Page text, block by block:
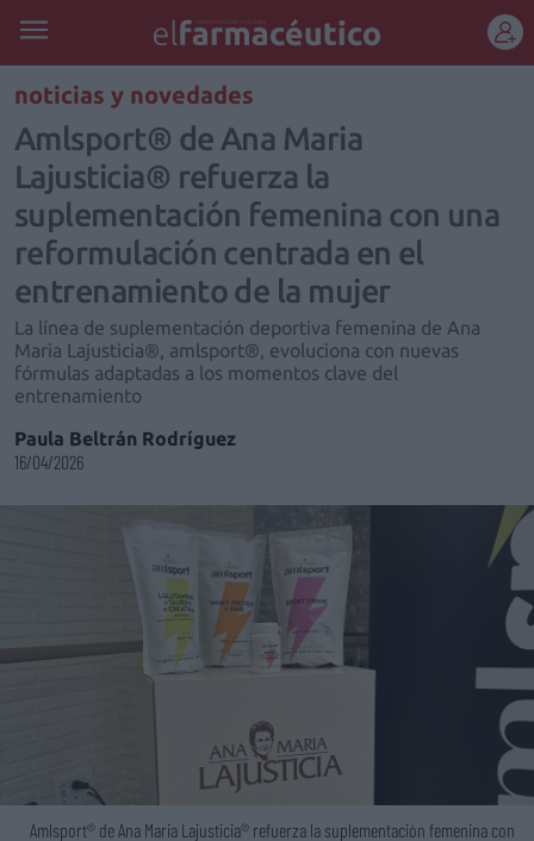
REGÍSTRATE
noticias y novedades
Amlsport® de Ana Maria
Lajusticia® refuerza la
suplementación femenina con una
reformulación centrada en el
entrenamiento de la mujer
La línea de suplementación deportiva femenina de Ana
Maria Lajusticia®, amlsport®, evoluciona con nuevas
fórmulas adaptadas a los momentos clave del
entrenamiento
Paula Beltrán Rodríguez
16/04/2026
Amlsport® de Ana Maria Lajusticia® refuerza la suplementación femenina con